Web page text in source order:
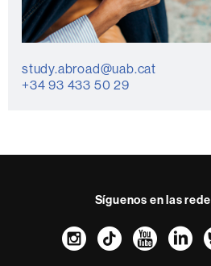
study.abroad@uab.cat
+34 93 433 50 29
Síguenos en las
Instagram
TikTok